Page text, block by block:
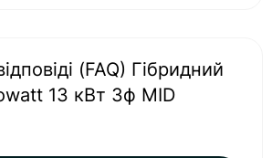
(FAQ) Гібридний
13 кВт 3ф MID